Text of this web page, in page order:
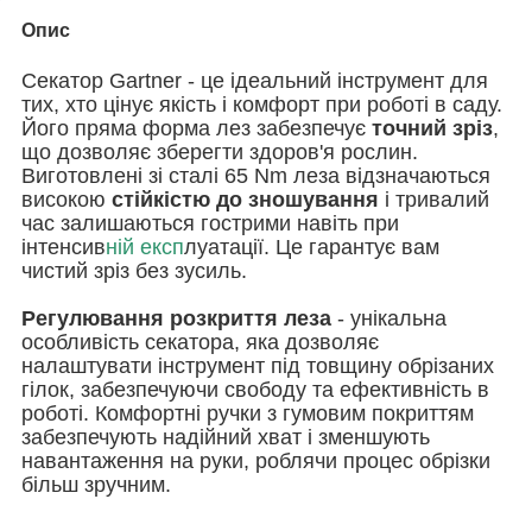
Опис
Секатор Gartner - це ідеальний інструмент для
тих, хто цінує якість і комфорт при роботі в саду.
Його пряма форма лез забезпечує точний зріз,
що дозволяє зберегти здоров'я рослин.
Виготовлені зі сталі 65 Nm леза відзначаються
високою стійкістю до зношування і тривалий
час залишаються гострими навіть при
інтенсивній експлуатації. Це гарантує вам
чистий зріз без зусиль.
Регулювання розкриття леза - унікальна
особливість секатора, яка дозволяє
налаштувати інструмент під товщину обрізаних
гілок, забезпечуючи свободу та ефективність в
роботі. Комфортні ручки з гумовим покриттям
забезпечують надійний хват і зменшують
навантаження на руки, роблячи процес обрізки
більш зручним.